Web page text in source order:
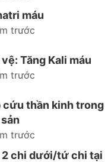
máu
trước
vệ: Tăng Kali máu
trước
cứu thần kinh
trước
2 chi dưới/tứ chi tại